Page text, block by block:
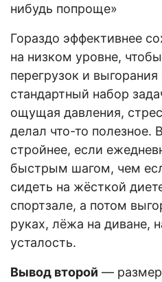
нибудь попроще»
Гораздо эффективнее
на низком уровне,
перегрузок и
стандартный набор
ощущая давления,
делал что-то полезное.
стройнее, если
быстрым шагом, чем
сидеть на жёсткой
спортзале, а потом
руках, лёжа на диване,
усталость.
Вывод второй — размер